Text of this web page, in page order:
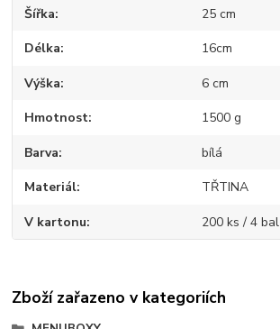
Šířka 25 cm
Délka 16cm
Výška 6 cm
Hmotnost 1500 g
Barva bílá
Materiál TŘTINA
V kartonu 200 ks / 4 bal
Zboží zařazeno v kategoriích